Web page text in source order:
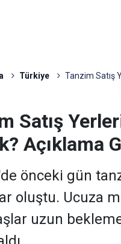
Türkiye Tanzim Satış
Satış
Açıklama
önceki gün
oluştu. Ucuza
uzun